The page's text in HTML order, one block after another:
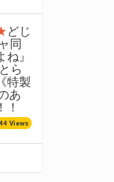
どじ
同
』
ら
特製
あ
！
44 Views